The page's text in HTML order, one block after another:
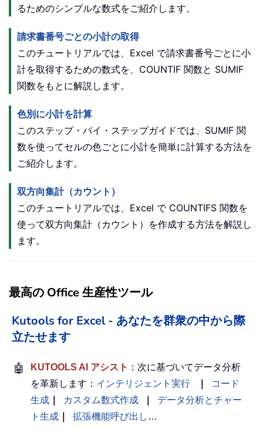
るためのシンプルな数式をご紹介します。
請求書番号ごとの小計の取得
このチュートリアルでは、Excel で請求書番号ごとに小
計を取得するための数式を、COUNTIF 関数と SUMIF
関数をもとに解説します。
色別に小計を計算
このステップ・バイ・ステップガイドでは、SUMIF 関
数を使ってセルの色ごとに小計を簡単に計算する方法を
ご紹介します。
双方向集計（カウント）
このチュートリアルでは、Excel で COUNTIFS 関数を
使って双方向集計（カウント）を作成する方法を解説し
ます。
最高の Office 生産性ツール
Kutools for Excel - あなたを群衆の中から際
立たせます
🤖 KUTOOLS AI アシスト ：次に基づいてデータ分析
を革新します： インテリジェント実行
コード
生成
カスタム数式作成
データ分析とチャー
ト生成
拡張機能呼び出し …